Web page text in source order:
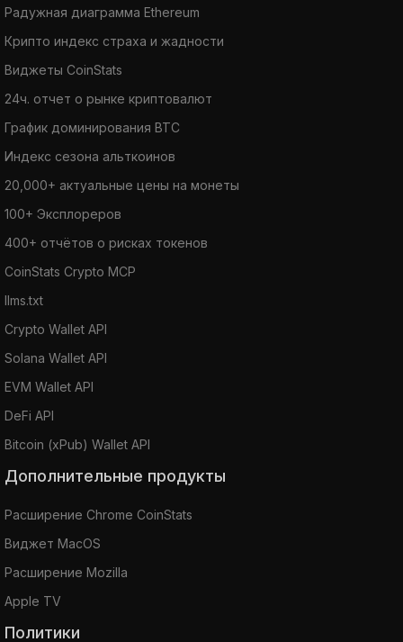
Радужная диаграмма Ethereum
Крипто индекс страха и жадности
Виджеты CoinStats
24ч. отчет о рынке криптовалют
График доминирования BTC
Индекс сезона альткоинов
20,000+ актуальные цены на монеты
100+ Эксплореров
400+ отчётов о рисках токенов
CoinStats Crypto MCP
llms.txt
Crypto Wallet API
Solana Wallet API
EVM Wallet API
DeFi API
Bitcoin (xPub) Wallet API
Дополнительные продукты
Расширение Chrome CoinStats
Виджет MacOS
Расширение Mozilla
Apple TV
Политики